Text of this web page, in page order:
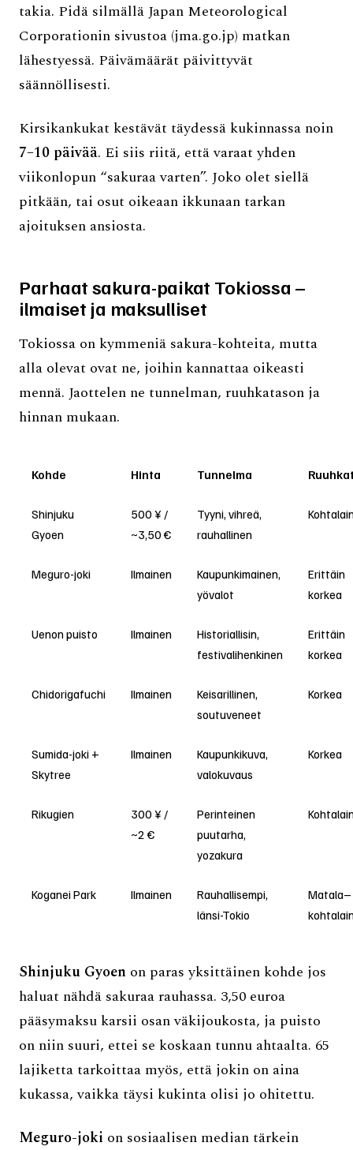
takia. Pidä silmällä Japan Meteorological
Corporationin sivustoa (jma.go.jp) matkan
lähestyessä. Päivämäärät päivittyvät
säännöllisesti.
Kirsikankukat kestävät täydessä kukinnassa noin
7–10 päivää. Ei siis riitä, että varaat yhden
viikonlopun “sakuraa varten”. Joko olet siellä
pitkään, tai osut oikeaan ikkunaan tarkan
ajoituksen ansiosta.
Parhaat sakura-paikat Tokiossa –
ilmaiset ja maksulliset
Tokiossa on kymmeniä sakura-kohteita, mutta
alla olevat ovat ne, joihin kannattaa oikeasti
mennä. Jaottelen ne tunnelman, ruuhkatason ja
hinnan mukaan.
Kohde Hinta Tunnelma
Shinjuku
Gyoen
500 ¥ /
~3,50 €
Tyyni, vihreä,
rauhallinen
Meguro-joki Ilmainen
Kaupunkimainen,
yövalot
Erittäin
korkea
Uenon puisto Ilmainen
Historiallisin,
festivalihenkinen
Erittäin
korkea
Chidorigafuchi Ilmainen
Keisarillinen,
soutuveneet
Korkea
Sumida-joki +
Skytree
Ilmainen
Kaupunkikuva,
valokuvaus
Korkea
Rikugien
300 ¥ /
~2 €
Perinteinen
puutarha,
yozakura
Koganei Park Ilmainen
Rauhallisempi,
länsi-Tokio
Matala–
Shinjuku Gyoen on paras yksittäinen kohde jos
haluat nähdä sakuraa rauhassa. 3,50 euroa
pääsymaksu karsii osan väkijoukosta, ja puisto
on niin suuri, ettei se koskaan tunnu ahtaalta. 65
lajiketta tarkoittaa myös, että jokin on aina
kukassa, vaikka täysi kukinta olisi jo ohitettu.
Meguro-joki on sosiaalisen median tärkein